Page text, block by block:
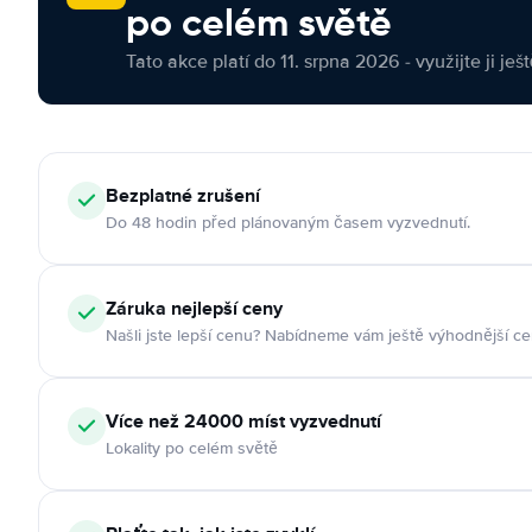
po celém světě
Tato akce platí do 11. srpna 2026 - využijte ji
Bezplatné zrušení
Do 48 hodin před plánovaným časem vyzvednutí.
Záruka nejlepší ceny
Našli jste lepší cenu? Nabídneme vám ještě výhodnější
Více než 24000 míst vyzvednutí
Lokality po celém světě